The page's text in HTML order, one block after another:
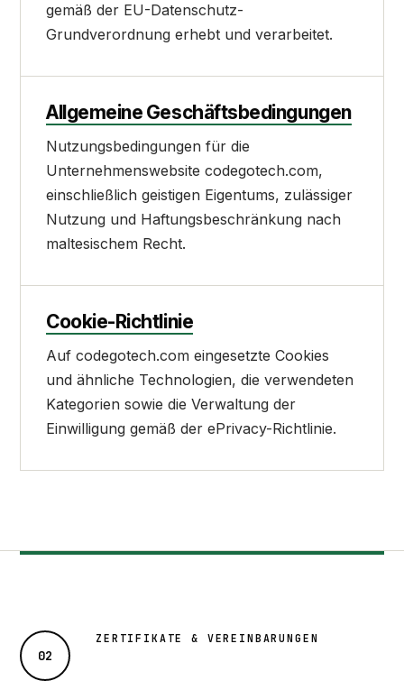
gemäß der EU-Datenschutz-
Grundverordnung erhebt und verarbeitet.
Allgemeine Geschäftsbedingungen
Nutzungsbedingungen für die
Unternehmenswebsite codegotech.com,
einschließlich geistigen Eigentums, zulässiger
Nutzung und Haftungsbeschränkung nach
maltesischem Recht.
Cookie-Richtlinie
Auf codegotech.com eingesetzte Cookies
und ähnliche Technologien, die verwendeten
Kategorien sowie die Verwaltung der
Einwilligung gemäß der ePrivacy-Richtlinie.
02
ZERTIFIKATE & VEREINBARUNGEN